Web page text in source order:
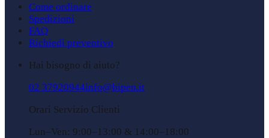
Come ordinare
Spedizioni
FAQ
Richiedi preventivo
Hai bisogno di aiuto?
02 37920944info@bipen.it
Orari Servizio Clienti
Lun–Ven: 9:00–13:00 & 14:00–18:00